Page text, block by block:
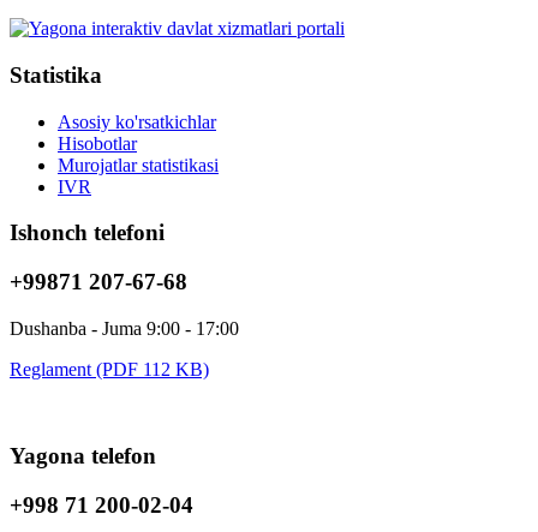
Statistika
Asosiy ko'rsatkichlar
Hisobotlar
Murojatlar statistikasi
IVR
Ishonch telefoni
+99871 207-67-68
Dushanba - Juma 9:00 - 17:00
Reglament (PDF 112 KB)
Yagona telefon
+998 71 200-02-04